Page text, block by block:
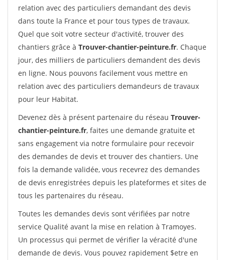
relation avec des particuliers demandant des devis
dans toute la France et pour tous types de travaux.
Quel que soit votre secteur d'activité, trouver des
chantiers grâce à Trouver-chantier-peinture.fr. Chaque
jour, des milliers de particuliers demandent des devis
en ligne. Nous pouvons facilement vous mettre en
relation avec des particuliers demandeurs de travaux
pour leur Habitat.
Devenez dès à présent partenaire du réseau Trouver-
chantier-peinture.fr, faites une demande gratuite et
sans engagement via notre formulaire pour recevoir
des demandes de devis et trouver des chantiers. Une
fois la demande validée, vous recevrez des demandes
de devis enregistrées depuis les plateformes et sites de
tous les partenaires du réseau.
Toutes les demandes devis sont vérifiées par notre
service Qualité avant la mise en relation à Tramoyes.
Un processus qui permet de vérifier la véracité d'une
demande de devis. Vous pouvez rapidement $etre en